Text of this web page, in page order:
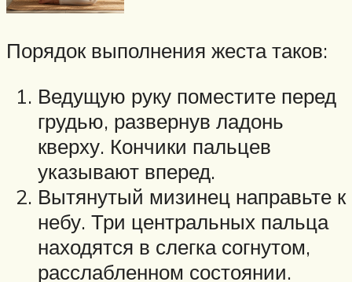
Порядок выполнения жеста таков:
Ведущую руку поместите перед
грудью, развернув ладонь
кверху. Кончики пальцев
указывают вперед.
Вытянутый мизинец направьте к
небу. Три центральных пальца
находятся в слегка согнутом,
расслабленном состоянии.